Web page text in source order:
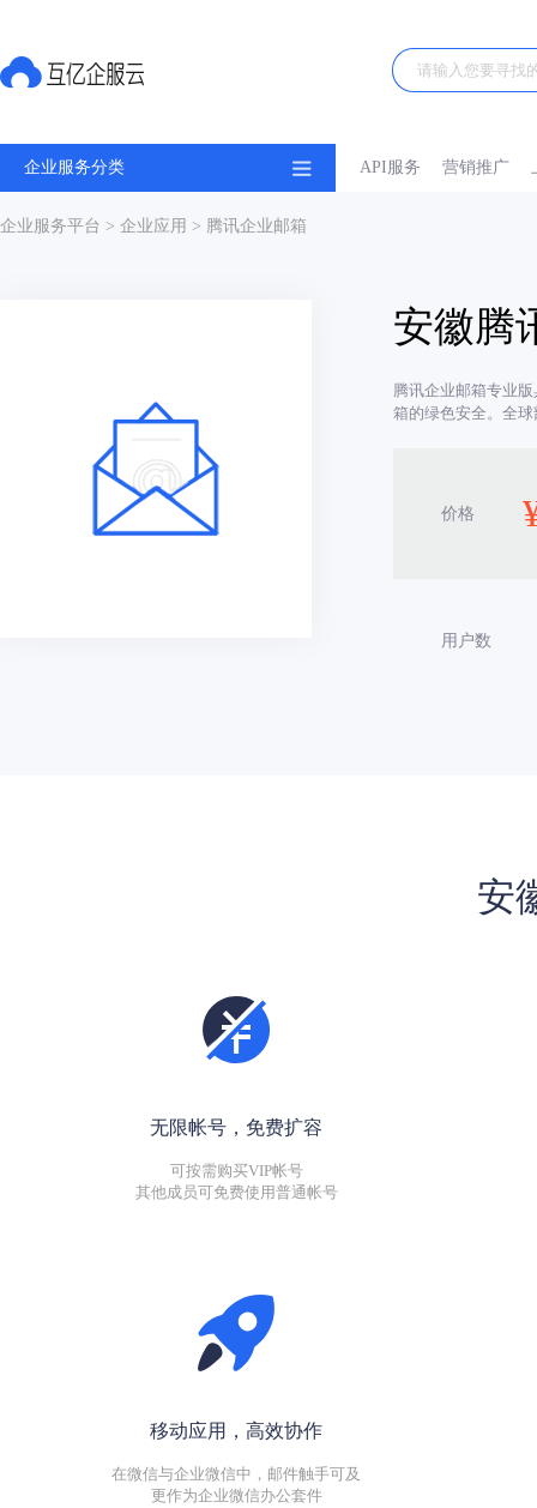
企业服务分类 API服务 营销推广
企业服务平台 > 企业应用 > 腾讯企业邮箱
安徽腾
腾讯企业邮箱专业
箱的绿色安全。全
价格
用户数
安
无限帐号，免费扩容
可按需购买VIP帐号
其他成员可免费使用普通帐号
移动应用，高效协作
在微信与企业微信中，邮件触手可及
更作为企业微信办公套件